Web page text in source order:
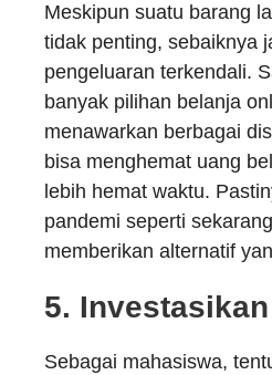
Meskipun suatu barang
tidak penting, sebaiknya
pengeluaran terkendali.
banyak pilihan belanja
menawarkan berbagai
bisa menghemat uang
lebih hemat waktu.
pandemi seperti
memberikan alternatif
5.
Sebagai mahasiswa,